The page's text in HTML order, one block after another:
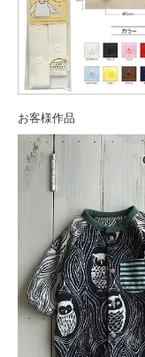
お客様作品